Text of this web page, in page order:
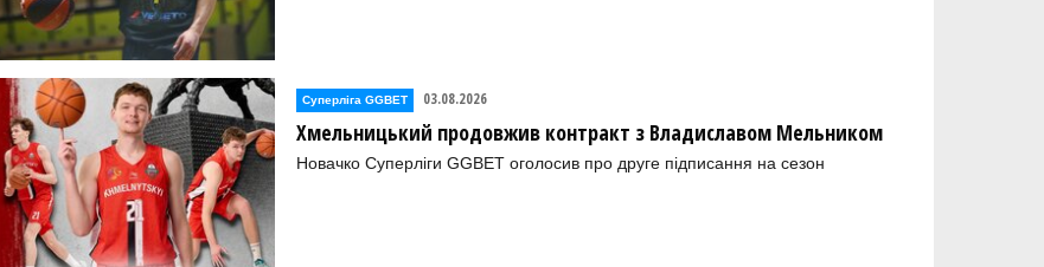
Суперліга GGBET 03.08.2026
Хмельницький продовжив контракт з Владиславом Мельником
Новачко Суперліги GGBET оголосив про друге підписання на сезон